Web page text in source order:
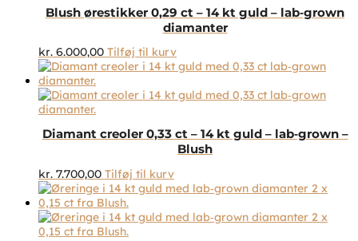
Blush ørestikker 0,29 ct – 14 kt guld – lab‑grown
diamanter
kr. 6.000,00 Tilføj til kurv
Diamant creoler 0,33 ct – 14 kt guld – lab‑grown –
Blush
kr. 7.700,00 Tilføj til kurv